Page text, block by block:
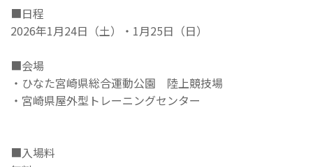
■日程
2026年1月24日（土）・1月25日（日）
■会場
・ひなた宮崎県総合運動公園 陸上競技場
・宮崎県屋外型トレーニングセンター
■入場料